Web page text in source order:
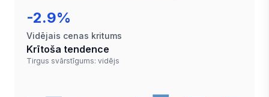
-2.9%
Vidējais cenas kritums
Krītoša tendence
Tirgus svārstīgums: vidējs